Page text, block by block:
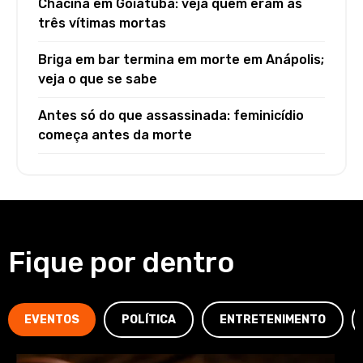
Chacina em Goiatuba: veja quem eram as
três vítimas mortas
Briga em bar termina em morte em Anápolis;
veja o que se sabe
Antes só do que assassinada: feminicídio
começa antes da morte
Fique por dentro
EVENTOS POLÍTICA ENTRETENIMENTO